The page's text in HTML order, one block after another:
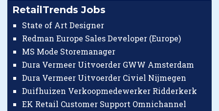
RetailTrends Jobs
State of Art Designer
Redman Europe Sales Developer (Europe)
MS Mode Storemanager
Dura Vermeer Uitvoerder GWW Amsterdam
Dura Vermeer Uitvoerder Civiel Nijmegen
Duifhuizen Verkoopmedewerker Ridderkerk
EK Retail Customer Support Omnichannel